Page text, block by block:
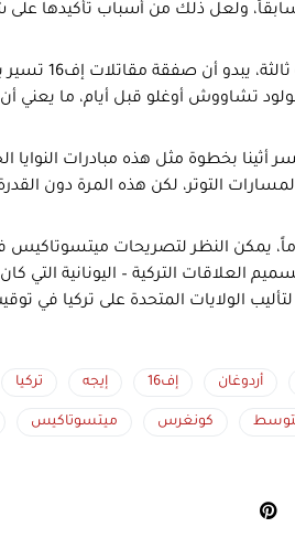
ولعل ذلك من أسباب تأكيدها
ومن
تشاووش أوغلو قبل أيام، ما يعني
أثينا بخطوة مثل هذه مبادرات النوايا
التوتر، لكن هذه المرة دون
يمكن النظر لتصريحات ميتسوتاكيس
العلاقات التركية – اليونانية التي
الولايات المتحدة على تركيا في
أردوغان إف16 إيجه تركيا
كونغرس ميتسوتاكيس